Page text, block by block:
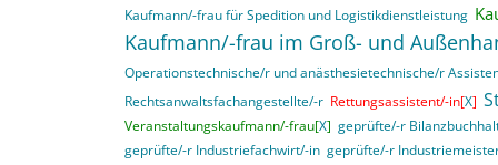
Kaufmann/-frau für Spedition und Logistikdienstleistung
Kaufmann/-frau im Groß- und
Operationstechnische/r und anästhesietechnische/r
Rechtsanwaltsfachangestellte/-r Rettungsassistent/-in[X]
Veranstaltungskaufmann/-frau[X] geprüfte/-r
geprüfte/-r Industriefachwirt/-in geprüfte/-r